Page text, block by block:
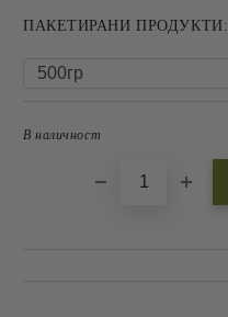
ПАКЕТИРАНИ ПРОДУКТИ:
В наличност